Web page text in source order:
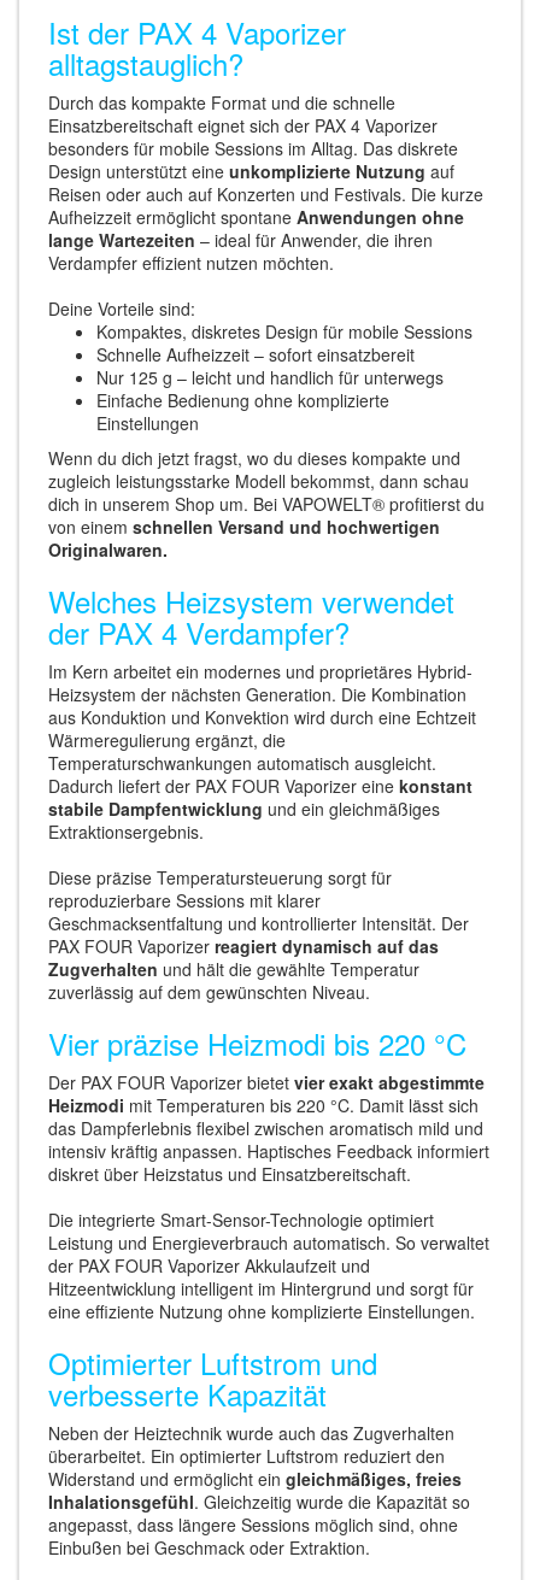
Ist der PAX 4 Vaporizer
alltagstauglich?
Durch das kompakte Format und die schnelle
Einsatzbereitschaft eignet sich der PAX 4 Vaporizer
besonders für mobile Sessions im Alltag. Das diskrete
Design unterstützt eine unkomplizierte Nutzung auf
Reisen oder auch auf Konzerten und Festivals. Die kurze
Aufheizzeit ermöglicht spontane Anwendungen ohne
lange Wartezeiten – ideal für Anwender, die ihren
Verdampfer effizient nutzen möchten.
Deine Vorteile sind:
Kompaktes, diskretes Design für mobile Sessions
Schnelle Aufheizzeit – sofort einsatzbereit
Nur 125 g – leicht und handlich für unterwegs
Einfache Bedienung ohne komplizierte
Einstellungen
Wenn du dich jetzt fragst, wo du dieses kompakte und
zugleich leistungsstarke Modell bekommst, dann schau
dich in unserem Shop um. Bei VAPOWELT® profitierst du
von einem schnellen Versand und hochwertigen
Originalwaren.
Welches Heizsystem verwendet
der PAX 4 Verdampfer?
Im Kern arbeitet ein modernes und proprietäres Hybrid-
Heizsystem der nächsten Generation. Die Kombination
aus Konduktion und Konvektion wird durch eine Echtzeit
Wärmeregulierung ergänzt, die
Temperaturschwankungen automatisch ausgleicht.
Dadurch liefert der PAX FOUR Vaporizer eine konstant
stabile Dampfentwicklung und ein gleichmäßiges
Extraktionsergebnis.
Diese präzise Temperatursteuerung sorgt für
reproduzierbare Sessions mit klarer
Geschmacksentfaltung und kontrollierter Intensität. Der
PAX FOUR Vaporizer reagiert dynamisch auf das
Zugverhalten und hält die gewählte Temperatur
zuverlässig auf dem gewünschten Niveau.
Vier präzise Heizmodi bis 220 °C
Der PAX FOUR Vaporizer bietet vier exakt abgestimmte
Heizmodi mit Temperaturen bis 220 °C. Damit lässt sich
das Dampferlebnis flexibel zwischen aromatisch mild und
intensiv kräftig anpassen. Haptisches Feedback informiert
diskret über Heizstatus und Einsatzbereitschaft.
Die integrierte Smart-Sensor-Technologie optimiert
Leistung und Energieverbrauch automatisch. So verwaltet
der PAX FOUR Vaporizer Akkulaufzeit und
Hitzeentwicklung intelligent im Hintergrund und sorgt für
eine effiziente Nutzung ohne komplizierte Einstellungen.
Optimierter Luftstrom und
verbesserte Kapazität
Neben der Heiztechnik wurde auch das Zugverhalten
überarbeitet. Ein optimierter Luftstrom reduziert den
Widerstand und ermöglicht ein gleichmäßiges, freies
Inhalationsgefühl. Gleichzeitig wurde die Kapazität so
angepasst, dass längere Sessions möglich sind, ohne
Einbußen bei Geschmack oder Extraktion.